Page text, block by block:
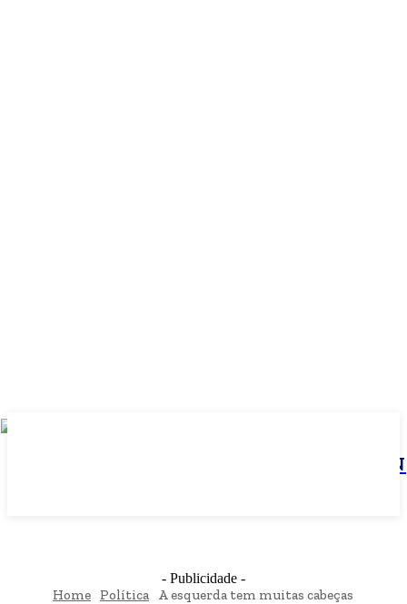
JBN
- Publicidade -
Home Política A esquerda tem muitas cabeças